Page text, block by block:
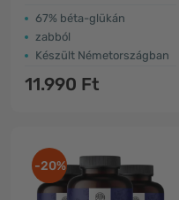
67% béta-glükán
zabból
Készült Németországban
11.990 Ft
-20%